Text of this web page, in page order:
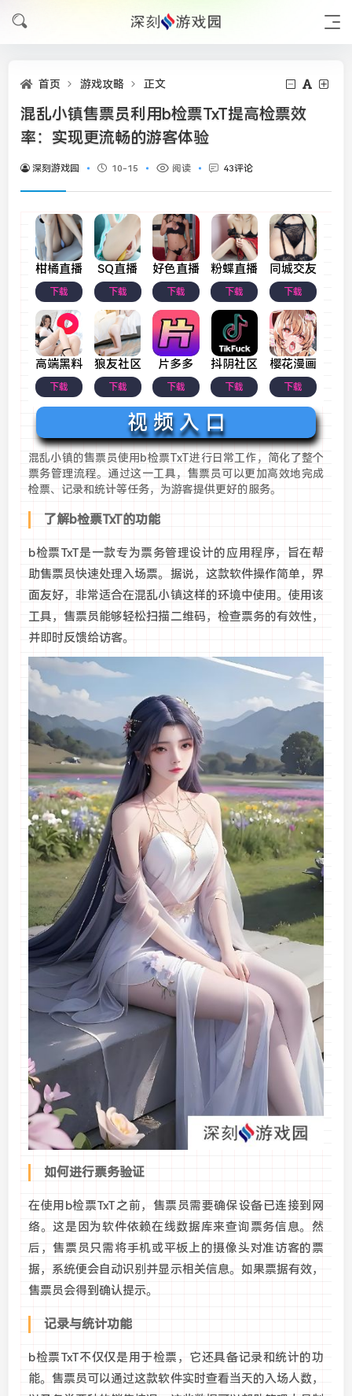
首页 游戏攻略 正文
混乱小镇售票员利用b检票TxT提高检票效
率：实现更流畅的游客体验
深刻游戏园 10-15 阅读 43评论
柑橘直播
下载
SQ直播
下载
好色直播
下载
粉蝶直播
下载
同城交友
下载
高端黑料
下载
狼友社区
下载
片多多
下载
抖阴社区
下载
樱花漫画
下载
视 频 入 口
混乱小镇的售票员使用b检票TxT进行日常工作，简化了整个
票务管理流程。通过这一工具，售票员可以更加高效地完成
检票、记录和统计等任务，为游客提供更好的服务。
了解b检票TxT的功能
b检票TxT是一款专为票务管理设计的应用程序，旨在帮
助售票员快速处理入场票。据说，这款软件操作简单，界
面友好，非常适合在混乱小镇这样的环境中使用。使用该
工具，售票员能够轻松扫描二维码，检查票务的有效性，
并即时反馈给访客。
如何进行票务验证
在使用b检票TxT之前，售票员需要确保设备已连接到网
络。这是因为软件依赖在线数据库来查询票务信息。然
后，售票员只需将手机或平板上的摄像头对准访客的票
据，系统便会自动识别并显示相关信息。如果票据有效，
售票员会得到确认提示。
记录与统计功能
b检票TxT不仅仅是用于检票，它还具备记录和统计的功
能。售票员可以通过这款软件实时查看当天的入场人数，